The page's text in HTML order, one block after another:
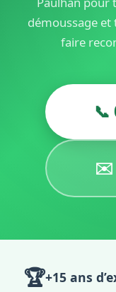
démoussage
faire
📞
✉️
🏆+15 ans